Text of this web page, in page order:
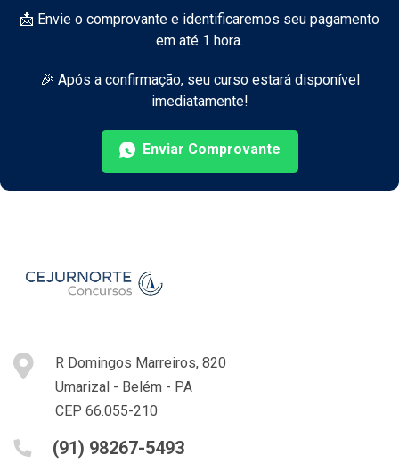
📩 Envie o comprovante e identificaremos seu pagamento
em até 1 hora.
🎉 Após a confirmação, seu curso estará disponível
imediatamente!
Enviar Comprovante
R Domingos Marreiros, 820
Umarizal - Belém - PA
CEP 66.055-210
(91) 98267-5493